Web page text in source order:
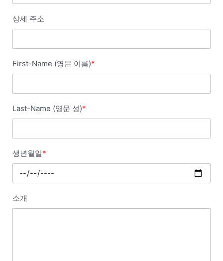
상세 주소
First-Name (영문 이름)*
Last-Name (영문 성)*
생년월일*
소개